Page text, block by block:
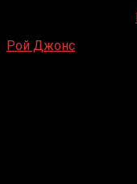
Рой Джонс